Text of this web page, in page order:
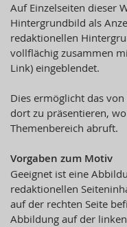
Auf Einzelseiten dieser
Hintergrundbild als
redaktionellen
vollflächig zusammen
Link) eingeblendet.
Dies ermöglicht das
dort zu präsentieren,
Themenbereich abruft.
Vorgaben zum Motiv
Geeignet ist eine
redaktionellen
auf der rechten Seite
Abbildung auf der